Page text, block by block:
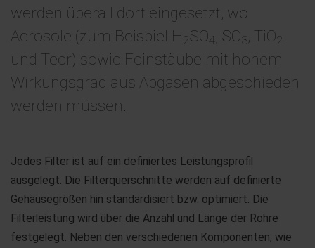
werden überall dort eingesetzt, wo
Aerosole (zum Beispiel H 2 SO4 , SO3 , TiO 2
und Teer) sowie Feinstäube mit hohem
Wirkungsgrad aus Abgasen abgeschieden
werden müssen.
Jedes Filter ist auf ein definiertes Leistungsprofil
ausgelegt. Die Filterquerschnitte werden auf definierte
Gehäusegrößen hin standardisiert bzw. optimiert. Die
Filterleistung wird über die Anzahl und Länge der Rohre
festgelegt. Neben den verschiedenen Komponenten, wie